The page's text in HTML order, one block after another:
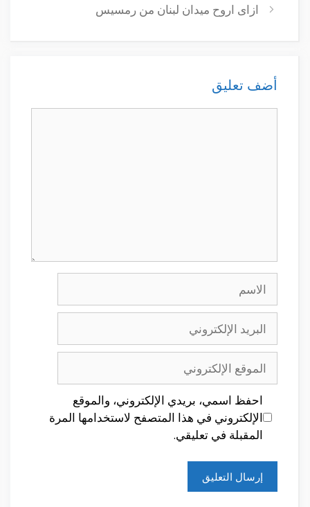
ازاى اروح ميدان لبنان من رمسيس
أضف تعليق
الاسم
البريد
الإلكتروني
الموقع
الإلكتروني
احفظ اسمي، بريدي الإلكتروني، والموقع
الإلكتروني في هذا المتصفح لاستخدامها المرة
المقبلة في تعليقي.